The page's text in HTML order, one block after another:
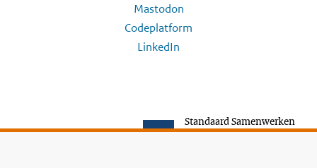
Mastodon
Codeplatform
LinkedIn
Standaard Samenwerken